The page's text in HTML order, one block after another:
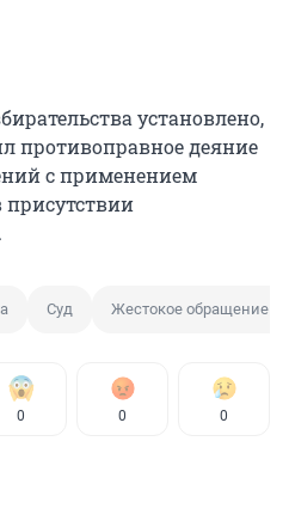
установлено,
противоправное деяние
с применением
присутствии
Суд Жестокое обращение
0 0 0